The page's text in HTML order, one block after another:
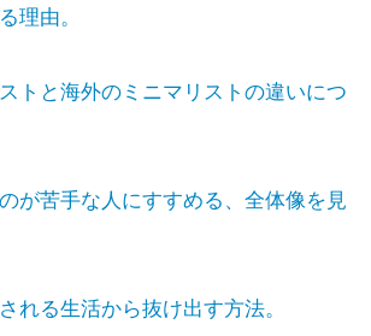
理由。
トと海外のミニマリストの違いにつ
が苦手な人にすすめる、全体像を見
れる生活から抜け出す方法。